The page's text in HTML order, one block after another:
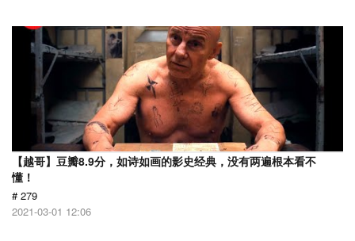
【越哥】豆瓣8.9分，如诗如画的影史经典，没有两遍根本看不
懂！
# 279
2021-03-01 12:06